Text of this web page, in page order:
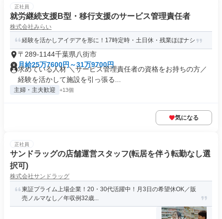
正社員
就労継続支援B型・移行支援のサービス管理責任者
株式会社みらい
経験を活かしアイデアを形に！17時定時・土日休・残業ほぼナシ
〒289-1144千葉県八街市
月給25万7600円～31万9700円
求めている人材 ＼サービス管理責任者の資格をお持ちの方／
経験を活かして施設を引っ張る...
主婦・主夫歓迎 +13個
気になる
正社員
サンドラッグの店舗運営スタッフ(転居を伴う転勤なし選
択可)
株式会社サンドラッグ
東証プライム上場企業！20・30代活躍中！月3日の希望休OK／販
売ノルマなし／年収例32歳...